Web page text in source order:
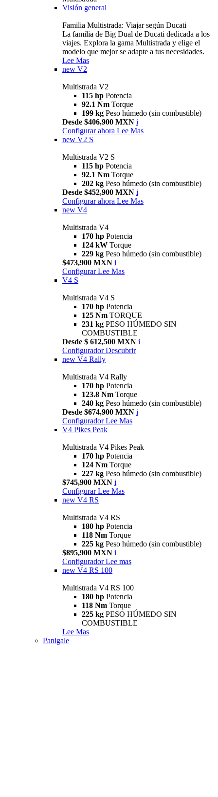
Visión general
Familia Multistrada: Viajar según Ducati
La familia de Big Dual de Ducati dedicada a los
viajes. Explora la gama Multistrada y elige el
modelo que mejor se adapte a tus necesidades.
Lee Mas
new V2
Multistrada V2
115 hp Potencia
92.1 Nm Torque
199 kg Peso húmedo (sin combustible)
Desde $406,900 MXN i
Configurar ahora Lee Mas
new V2 S
Multistrada V2 S
115 hp Potencia
92.1 Nm Torque
202 kg Peso húmedo (sin combustible)
Desde $452,900 MXN i
Configurar ahora Lee Mas
new V4
Multistrada V4
170 hp Potencia
124 kW Torque
229 kg Peso húmedo (sin combustible)
$473,900 MXN i
Configurar Lee Mas
V4 S
Multistrada V4 S
170 hp Potencia
125 Nm TORQUE
231 kg PESO HÚMEDO SIN
COMBUSTIBLE
Desde $ 612,500 MXN i
Configurador Descubrir
new V4 Rally
Multistrada V4 Rally
170 hp Potencia
123.8 Nm Torque
240 kg Peso húmedo (sin combustible)
Desde $674,900 MXN i
Configurador Lee Mas
V4 Pikes Peak
Multistrada V4 Pikes Peak
170 hp Potencia
124 Nm Torque
227 kg Peso húmedo (sin combustible)
$745,900 MXN i
Configurar Lee Mas
new V4 RS
Multistrada V4 RS
180 hp Potencia
118 Nm Torque
225 kg Peso húmedo (sin combustible)
$895,900 MXN i
Configurador Lee mas
new V4 RS 100
Multistrada V4 RS 100
180 hp Potencia
118 Nm Torque
225 kg PESO HÚMEDO SIN
COMBUSTIBLE
Lee Mas
Panigale